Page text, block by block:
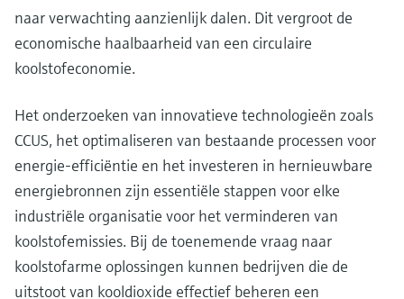
naar verwachting aanzienlijk dalen. Dit vergroot de
economische haalbaarheid van een circulaire
koolstofeconomie.
Het onderzoeken van innovatieve technologieën zoals
CCUS, het optimaliseren van bestaande processen voor
energie-efficiëntie en het investeren in hernieuwbare
energiebronnen zijn essentiële stappen voor elke
industriële organisatie voor het verminderen van
koolstofemissies. Bij de toenemende vraag naar
koolstofarme oplossingen kunnen bedrijven die de
uitstoot van kooldioxide effectief beheren een